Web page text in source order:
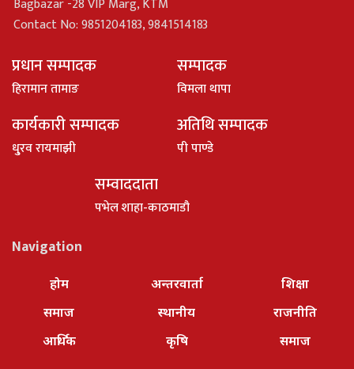
Contact No: 9851204183, 9841514183
प्रधान सम्पादक
हिरामान तामाङ
सम्पादक
विमला थापा
कार्यकारी सम्पादक
धु्रव रायमाझी
अतिथि सम्पादक
पी पाण्डे
सम्वाददाता
पभेल शाहा-काठमाडौ
Navigation
होम
समाज
आर्थिक
अन्तरवार्ता
स्थानीय
कृषि
शिक्षा
राजनीति
समाज